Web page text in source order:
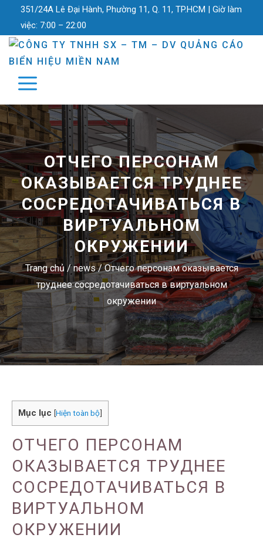
351/24A Lê Đại Hành, Phường 11, Q. 11, TP.HCM | Giờ làm
việc: 7:00 – 22:00
ОТЧЕГО ПЕРСОНАМ
ОКАЗЫВАЕТСЯ ТРУДНЕЕ
СОСРЕДОТАЧИВАТЬСЯ В
ВИРТУАЛЬНОМ
ОКРУЖЕНИИ
Trang chủ /news/Отчего персонам оказывается
труднее сосредотачиваться в виртуальном
окружении
Mục lục [Hiện toàn bộ]
ОТЧЕГО ПЕРСОНАМ
ОКАЗЫВАЕТСЯ ТРУДНЕЕ
СОСРЕДОТАЧИВАТЬСЯ В
ВИРТУАЛЬНОМ
ОКРУЖЕНИИ